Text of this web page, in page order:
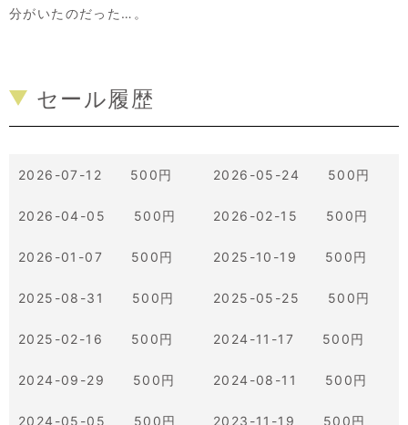
分がいたのだった…。
セール履歴
2026-07-12 500円 2026-05-24 500円
2026-04-05 500円 2026-02-15 500円
2026-01-07 500円 2025-10-19 500円
2025-08-31 500円 2025-05-25 500円
2025-02-16 500円 2024-11-17 500円
2024-09-29 500円 2024-08-11 500円
2024-05-05 500円 2023-11-19 500円